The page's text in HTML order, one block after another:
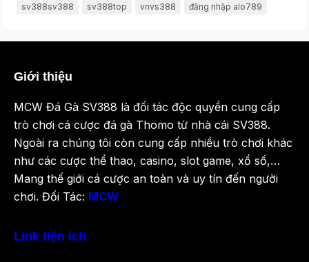
sv388sv388
sv388top vnvs388 đăng nhập alo789
Giới thiệu
MCW Đá Gà SV388 là đối tác độc quyền cung cấp
trò chơi cá cược đá gà Thomo từ nhà cái SV388.
Ngoài ra chúng tôi còn cung cấp nhiều trò chơi khác
như các cược thể thao, casino, slot game, xổ số,…
Mang thế giới cá cược an toàn và uy tín đến người
chơi. Đối Tác: MCW
Link tiện ích